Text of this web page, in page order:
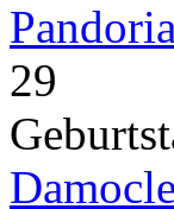
29